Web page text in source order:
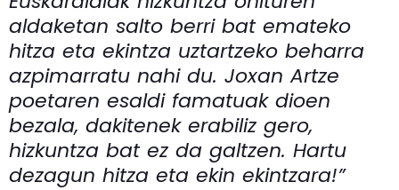
aldaketan salto berri bat emateko
hitza eta ekintza uztartzeko beharra
azpimarratu nahi du. Joxan Artze
poetaren esaldi famatuak dioen
bezala, dakitenek erabiliz gero,
hizkuntza bat ez da galtzen. Hartu
dezagun hitza eta ekin ekintzara!”